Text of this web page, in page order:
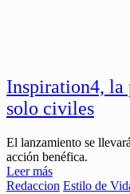
Inspiration4, la
solo civiles
El lanzamiento se
acción benéfica.
Leer más
Redaccion Estilo de